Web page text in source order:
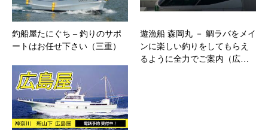
釣船屋たにぐち – 釣りのサポ
ートはお任せ下さい（三重）
遊漁船 森岡丸 － 鯛ラバをメイ
ンに楽しい釣りをしてもらえ
るように全力でご案内（広…